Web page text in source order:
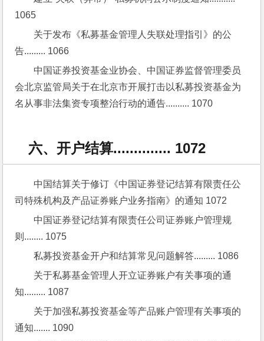
1065
关于发布《私募基金管理人失联处理指引》的公
告......... 1066
中国证券投资基金业协会、中国证券监督管理委员
会北京监管局关于在北京市开展打击以私募投资基金为
名从事非法集资专项整治行动的通告.......... 1070
六、开户结算.............. 1072
中国结算关于修订《中国证券登记结算有限责任公
司特殊机构及产品证券账户业务指南》的通知 1072
中国证券登记结算有限责任公司证券账户管理规
则........ 1075
私募投资基金开户和结算常见问题解答......... 1086
关于私募基金管理人开立证券账户有关事项的通
知......... 1087
关于加强私募投资基金等产品账户管理有关事项的
通知....... 1090